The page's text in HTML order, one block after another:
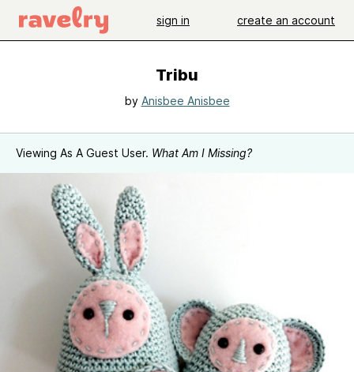
sign in create an account
Tribu
by Anisbee Anisbee
Viewing As A Guest User. What Am I Missing?